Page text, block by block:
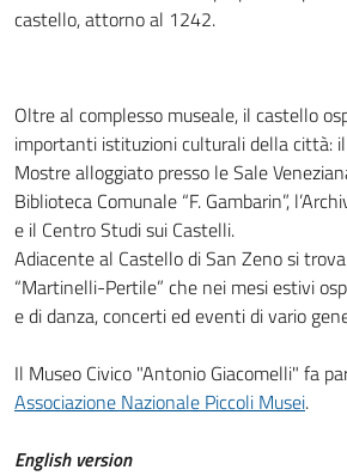
castello, attorno al 1242.
Oltre al complesso museale, il castello
importanti istituzioni culturali della città:
Mostre alloggiato presso le Sale
Biblioteca Comunale “F. Gambarin”,
e il Centro Studi sui Castelli.
Adiacente al Castello di San Zeno si
“Martinelli-Pertile” che nei mesi estivi
e di danza, concerti ed eventi di vario
Il Museo Civico "Antonio Giacomelli" fa
Associazione Nazionale Piccoli Musei.
English version